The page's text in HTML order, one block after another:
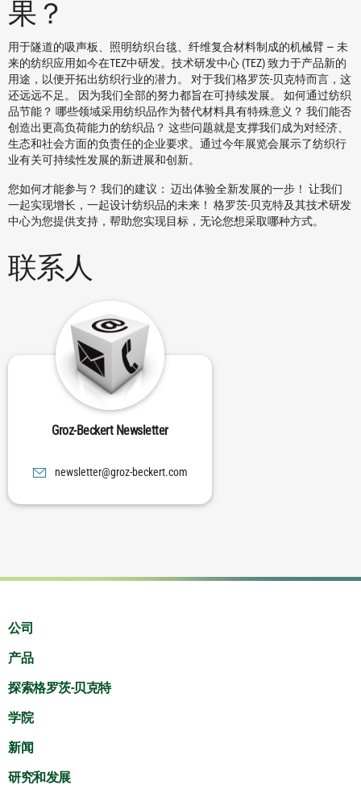
果？
用于隧道的吸声板、照明纺织台毯、纤维复合材料制成的机械臂 — 未
来的纺织应用如今在TEZ中研发。技术研发中心 (TEZ) 致力于产品新的
用途，以便开拓出纺织行业的潜力。 对于我们格罗茨-贝克特而言，这
还远远不足。 因为我们全部的努力都旨在可持续发展。 如何通过纺织
品节能？ 哪些领域采用纺织品作为替代材料具有特殊意义？ 我们能否
创造出更高负荷能力的纺织品？ 这些问题就是支撑我们成为对经济、
生态和社会方面的负责任的企业要求。通过今年展览会展示了纺织行
业有关可持续性发展的新进展和创新。
您如何才能参与？ 我们的建议： 迈出体验全新发展的一步！ 让我们
一起实现增长，一起设计纺织品的未来！ 格罗茨-贝克特及其技术研发
中心为您提供支持，帮助您实现目标，无论您想采取哪种方式。
联系人
Groz-Beckert Newsletter
moc.trekceb-zorg@rettelswen
公司
产品
探索格罗茨-贝克特
学院
新闻
研究和发展